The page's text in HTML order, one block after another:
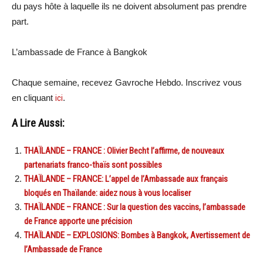
du pays hôte à laquelle ils ne doivent absolument pas prendre
part.
L’ambassade de France à Bangkok
Chaque semaine, recevez Gavroche Hebdo. Inscrivez vous
en cliquant ici.
A Lire Aussi:
THAÏLANDE – FRANCE : Olivier Becht l’affirme, de nouveaux
partenariats franco-thaïs sont possibles
THAÏLANDE – FRANCE: L’appel de l’Ambassade aux français
bloqués en Thaïlande: aidez nous à vous localiser
THAÏLANDE – FRANCE : Sur la question des vaccins, l’ambassade
de France apporte une précision
THAÏLANDE – EXPLOSIONS: Bombes à Bangkok, Avertissement de
l’Ambassade de France